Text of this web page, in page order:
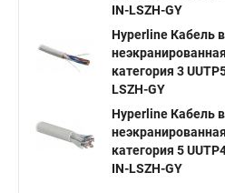
IN-LSZH-GY
Hyperline Кабель
категория 3
LSZH-GY
Hyperline Кабель
категория 5
IN-LSZH-GY